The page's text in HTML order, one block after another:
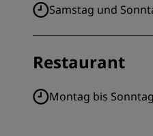
Samstag und
Restaurant
Montag bis